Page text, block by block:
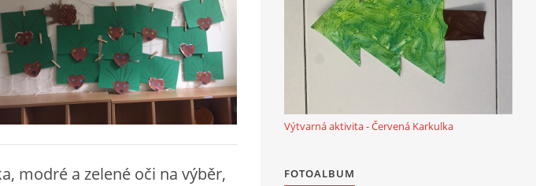
modré a zelené oči na výběr,
Výtvarná aktivita - Červená Karkulka
FOTOALBUM